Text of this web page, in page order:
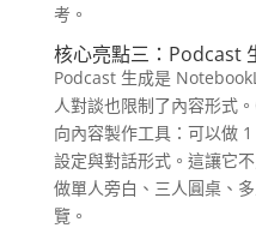
考。
核心亮點三：Podcast
Podcast 生成是
人對談也限制了內容形式
向內容製作工具：可以做
設定與對話形式。這讓它
做單人旁白、三人圓桌、
覽。